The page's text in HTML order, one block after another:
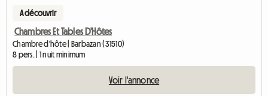
A découvrir
Chambres Et Tables D'Hôtes
Chambre d'hôte | Barbazan (31510)
8 pers. | 1 nuit minimum
Voir l'annonce